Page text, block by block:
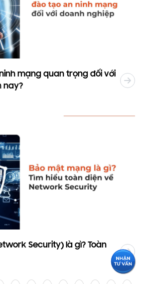
mạng quan trọng đối với
nay?
Security) là gì? Toàn